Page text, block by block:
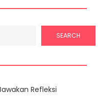
SEARCH
Refleksi